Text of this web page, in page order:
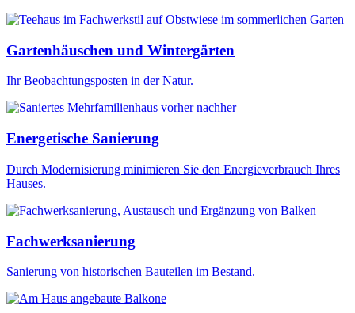
Gartenhäuschen und Wintergärten
Ihr Beobachtungsposten in der Natur.
Energetische Sanierung
Durch Modernisierung minimieren Sie den Energieverbrauch Ihres
Hauses.
Fachwerksanierung
Sanierung von historischen Bauteilen im Bestand.